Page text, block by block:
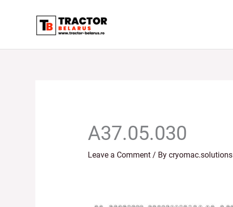
A37.05.030
Leave a Comment / By cryomac.solutions